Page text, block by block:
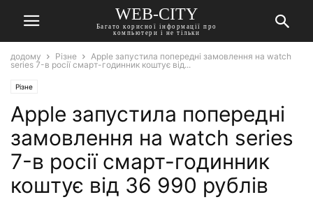
WEB-CITY
Багато корисної інформації про
компьютери і не тільки
додому Різне
Apple запустила попередні замовлення на watch
series 7-в росії смарт-годинник коштує від...
Різне
Apple запустила попередні
замовлення на watch series
7-в росії смарт-годинник
коштує від 36 990 рублів